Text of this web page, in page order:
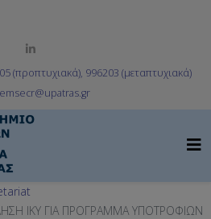
(προπτυχιακά), 996203 (μεταπτυχιακά)
ΙΚΥ ΓΙΑ ΠΡΟΓΡΑΜΜΑ ΥΠΟΤΡΟΦΙΩΝ